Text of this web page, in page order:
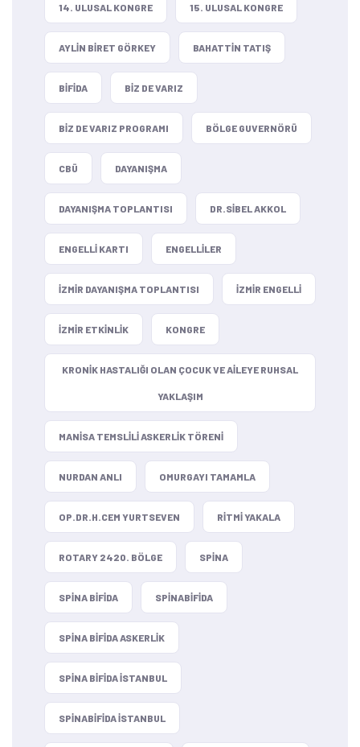
14. ULUSAL KONGRE 15. ULUSAL KONGRE
AYLIN BIRET GÖRKEY BAHATTIN TATIŞ
BIFIDA BIZ DE VARIZ
BIZ DE VARIZ PROGRAMI BÖLGE GUVERNÖRÜ
CBÜ DAYANIŞMA
DAYANIŞMA TOPLANTISI DR.SIBEL AKKOL
ENGELLI KARTI ENGELLILER
IZMIR DAYANIŞMA TOPLANTISI IZMIR ENGELLI
IZMIR ETKINLIK KONGRE
KRONIK HASTALIĞI OLAN ÇOCUK VE AILEYE RUHSAL
YAKLAŞIM
MANISA TEMSLILI ASKERLIK TÖRENI
NURDAN ANLI OMURGAYI TAMAMLA
OP.DR.H.CEM YURTSEVEN RITMI YAKALA
ROTARY 2420. BÖLGE SPINA
SPINA BIFIDA SPINABIFIDA
SPINA BIFIDA ASKERLIK
SPINA BIFIDA ISTANBUL
SPINABIFIDA ISTANBUL